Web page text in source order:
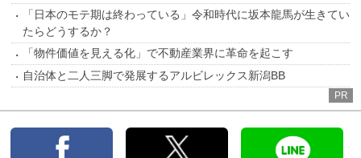
「日本のモテ期は終わっている」令和時代に坂本龍馬が生きてい
たらどうするか？
「物件価値を見える化」で不動産業界に革命を起こす
自治体と二人三脚で発展するアルビレックス新潟BB
PR